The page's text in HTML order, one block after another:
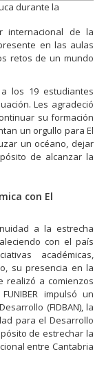
durante la
internacional de la
en las aulas
retos de un mundo
los 19 estudiantes
Les agradeció
su formación
un orgullo para El
un océano, dejar
de alcanzar la
con El
a la estrecha
con el país
académicas,
su presencia en la
realizó a comienzos
impulsó un
(FIDBAN), la
para el Desarrollo
de estrechar la
entre Cantabria